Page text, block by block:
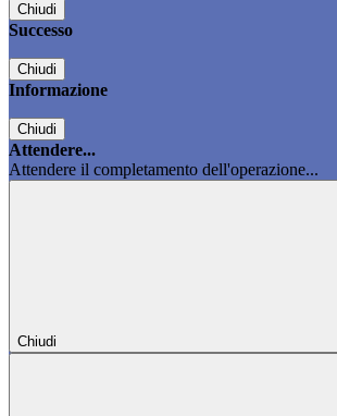
Chiudi
Successo
Chiudi
Informazione
Chiudi
Attendere...
Attendere il completamento dell'operazione...
Chiudi